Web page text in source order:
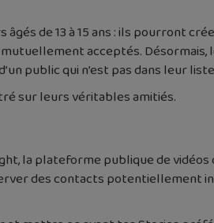
de 13 à 15 ans : ils pourront
acceptés.
public qui n’est pas dans leur
sur leurs véritables amitiés.
la plateforme publique de
des contacts potentiellement